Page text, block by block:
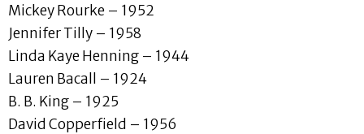
Mickey Rourke – 1952
Jennifer Tilly – 1958
Linda Kaye Henning – 1944
Lauren Bacall – 1924
B. B. King – 1925
David Copperfield – 1956